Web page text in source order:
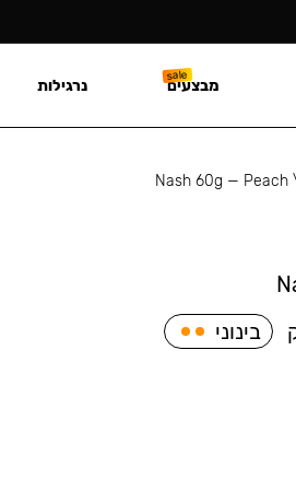
Nash 60g — Peach
בינוני
מבצעים נרגילות